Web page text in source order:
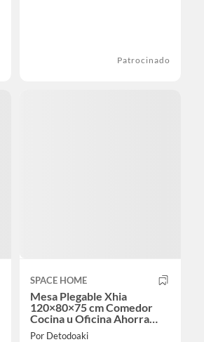
Patrocinado
SPACE HOME
Mesa Plegable Xhia
120×80×75 cm Comedor
Cocina u Oficina Ahorra
Espacio
Por Detodoaki